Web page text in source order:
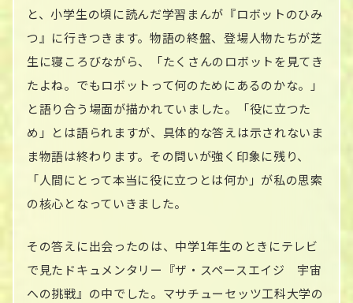
と、小学生の頃に読んだ学習まんが『ロボットのひみ
つ』に行きつきます。物語の終盤、登場人物たちが芝
生に寝ころびながら、「たくさんのロボットを見てき
たよね。でもロボットって何のためにあるのかな。」
と語り合う場面が描かれていました。「役に立つた
め」とは語られますが、具体的な答えは示されないま
ま物語は終わります。その問いが強く印象に残り、
「人間にとって本当に役に立つとは何か」が私の思索
の核心となっていきました。
その答えに出会ったのは、中学1年生のときにテレビ
で見たドキュメンタリー『ザ・スペースエイジ 宇宙
への挑戦』の中でした。マサチューセッツ工科大学の